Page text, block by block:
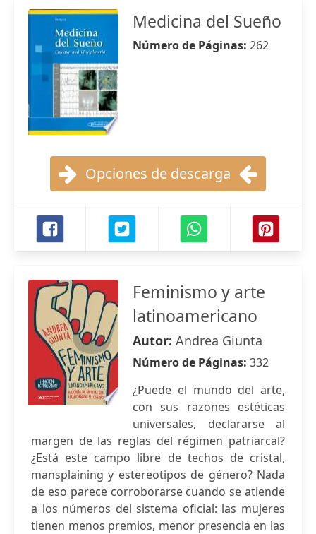
Medicina del Sueño
Número de Páginas: 262
Opciones de descarga
Feminismo y arte
latinoamericano
Autor: Andrea Giunta
Número de Páginas: 332
¿Puede el mundo del arte,
con sus razones estéticas
universales, declararse al
margen de las reglas del régimen patriarcal?
¿Está este campo libre de techos de cristal,
mansplaining y estereotipos de género? Nada
de eso parece corroborarse cuando se atiende
a los números del sistema oficial: las mujeres
tienen menos premios, menor presencia en las